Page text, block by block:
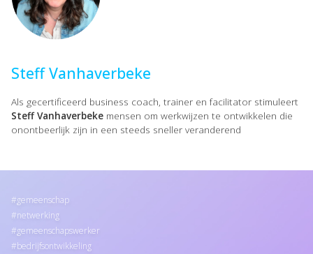
Steff Vanhaverbeke
Als gecertificeerd business coach, trainer en facilitator stimuleert
Steff Vanhaverbeke mensen om werkwijzen te ontwikkelen die
onontbeerlijk zijn in een steeds sneller veranderend
gemeenschap
netwerking
gemeenschapswerker
bedrijfsontwikkeling